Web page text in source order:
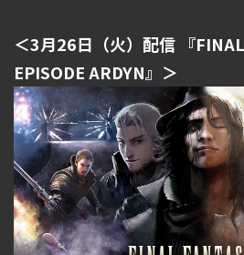
＜3月26日（火）配信 『
EPISODE ARDYN』＞